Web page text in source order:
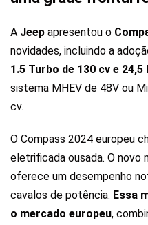
A Jeep apresentou o
novidades, incluindo a
1.5 Turbo de 130 cv e
sistema MHEV de 48V ou
cv.
O Compass 2024 europeu
eletrificada ousada. O novo
oferece um desempenho
cavalos de potência. Essa
o mercado europeu,